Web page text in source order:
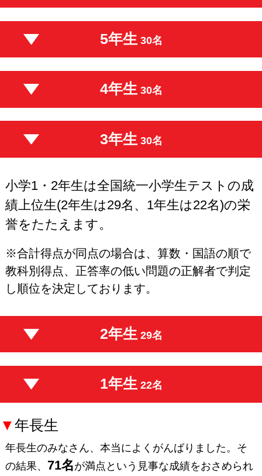
5年生30名
4年生30名
3年生 30名
小学1・2年生は全国統一小学生テストの成
績上位生(2年生は29名、1年生は22名)の栄
誉をたたえます。
※合計得点が同点の場合は、算数・国語の順で
教科別得点、正答率の低い問題の正解者で判定
し順位を決定しております。
2年生29名
1年生22名
▼年長生
年長生のみなさん、本当によくがんばりました。そ
の結果、 71名が満点という見事な成績をおさめられ